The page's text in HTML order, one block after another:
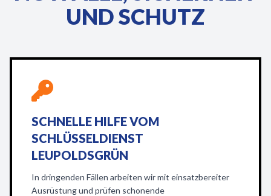
UND SCHUTZ
SCHNELLE HILFE VOM
SCHLÜSSELDIENST
LEUPOLDSGRÜN
In dringenden Fällen arbeiten wir mit einsatzbereiter
Ausrüstung und prüfen schonende